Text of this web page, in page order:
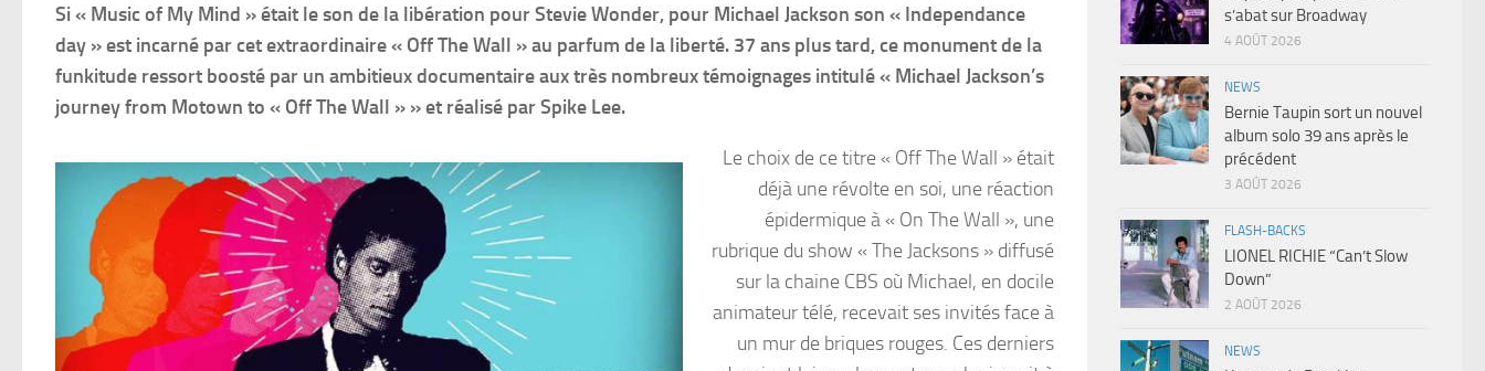
Si « Music of My Mind » était le son de la libération pour Stevie Wonder, pour Michael Jackson son « Independance
day » est incarné par cet extraordinaire « Off The Wall » au parfum de la liberté. 37 ans plus tard, ce monument de la
funkitude ressort boosté par un ambitieux documentaire aux très nombreux témoignages intitulé « Michael Jackson’s
journey from Motown to « Off The Wall » » et réalisé par Spike Lee.
Le choix de ce titre « Off The Wall » était
déjà une révolte en soi, une réaction
épidermique à « On The Wall », une
rubrique du show « The Jacksons » diffusé
sur la chaine CBS où Michael, en docile
animateur télé, recevait ses invités face à
un mur de briques rouges. Ces derniers
s’abat sur Broadway
4 AOÛT 2026
NEWS
Bernie Taupin sort un nouvel
album solo 39 ans après le
précédent
3 AOÛT 2026
FLASH-BACKS
LIONEL RICHIE “Can’t Slow
Down”
2 AOÛT 2026
NEWS